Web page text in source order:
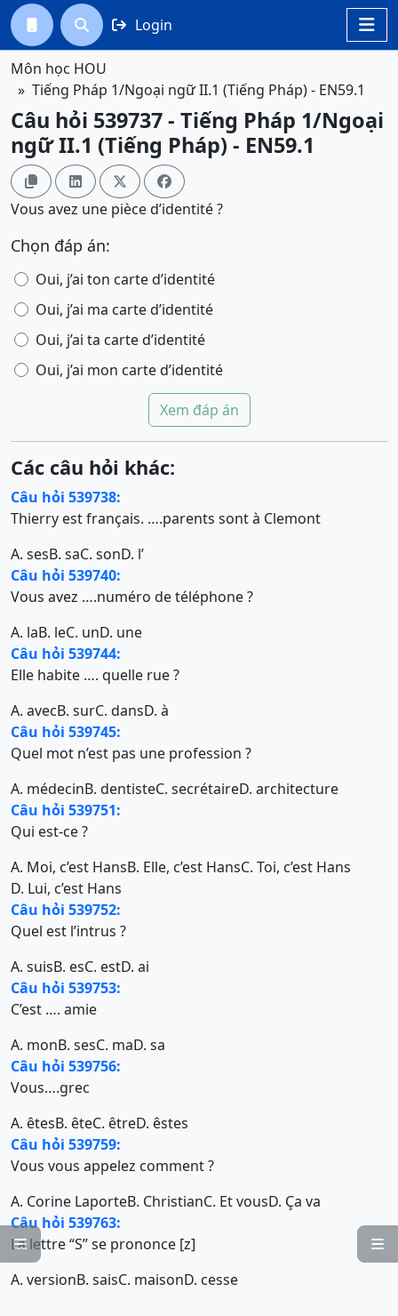

  Login


Môn học HOU
Tiếng Pháp 1/Ngoại ngữ II.1 (Tiếng Pháp) - EN59.1
Câu hỏi 539737 - Tiếng Pháp 1/Ngoại
ngữ II.1 (Tiếng Pháp) - EN59.1
   
Vous avez une pièce d’identité ?
Chọn đáp án:
Oui, j’ai ton carte d’identité
Oui, j’ai ma carte d’identité
Oui, j’ai ta carte d’identité
Oui, j’ai mon carte d’identité
Xem đáp án
Các câu hỏi khác:
Câu hỏi 539738:
Thierry est français. ….parents sont à Clemont
A. sesB. saC. sonD. l’
Câu hỏi 539740:
Vous avez ….numéro de téléphone ?
A. laB. leC. unD. une
Câu hỏi 539744:
Elle habite …. quelle rue ?
A. avecB. surC. dansD. à
Câu hỏi 539745:
Quel mot n’est pas une profession ?
A. médecinB. dentisteC. secrétaireD. architecture
Câu hỏi 539751:
Qui est-ce ?
A. Moi, c’est HansB. Elle, c’est HansC. Toi, c’est Hans
D. Lui, c’est Hans
Câu hỏi 539752:
Quel est l’intrus ?
A. suisB. esC. estD. ai
Câu hỏi 539753:
C’est …. amie
A. monB. sesC. maD. sa
Câu hỏi 539756:
Vous….grec
A. êtesB. êteC. êtreD. êstes
Câu hỏi 539759:
Vous vous appelez comment ?
A. Corine LaporteB. ChristianC. Et vousD. Ça va
Câu hỏi 539763:
La lettre “S” se prononce [z]
A. versionB. saisC. maisonD. cesse